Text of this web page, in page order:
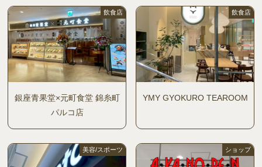
飲食店
銀座青果堂×元町食堂 錦糸町
パルコ店
飲食店
YMY GYOKURO TEAROOM
美容/スポーツ ショップ